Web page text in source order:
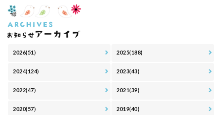
2026(51) 2025(188)
2024(124) 2023(43)
2022(47) 2021(39)
2020(57) 2019(40)